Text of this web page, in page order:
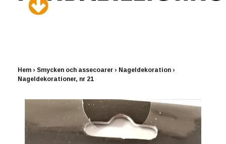
Hem › Smycken och assecoarer › Nageldekoration ›
Nageldekorationer, nr 21